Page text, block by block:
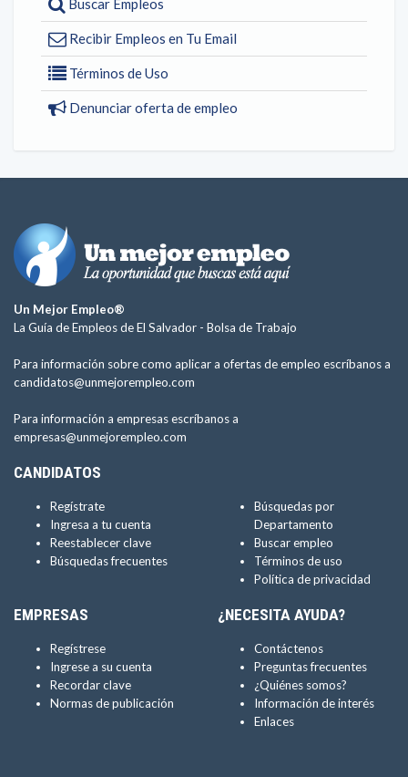
Buscar Empleos
Recibir Empleos en Tu Email
Términos de Uso
Denunciar oferta de empleo
Un Mejor Empleo®
La Guía de Empleos de El Salvador - Bolsa de Trabajo
Para información sobre como aplicar a ofertas de empleo escríbanos a
candidatos@unmejorempleo.com
Para información a empresas escríbanos a
empresas@unmejorempleo.com
CANDIDATOS
Regístrate
Ingresa a tu cuenta
Reestablecer clave
Búsquedas frecuentes
Búsquedas por
Departamento
Buscar empleo
Términos de uso
Política de privacidad
EMPRESAS
Regístrese
Ingrese a su cuenta
Recordar clave
Normas de publicación
¿NECESITA AYUDA?
Contáctenos
Preguntas frecuentes
¿Quiénes somos?
Información de interés
Enlaces